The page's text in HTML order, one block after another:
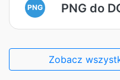
PNG PNG do
Zobacz